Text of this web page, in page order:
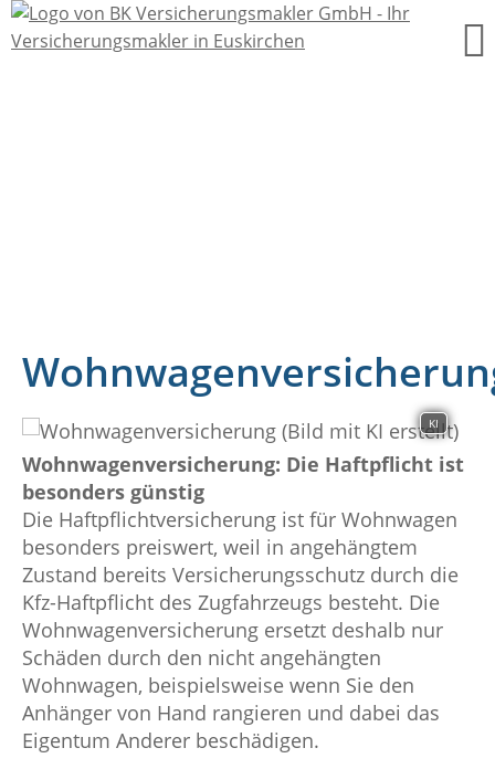
KI
Wohnwagenversicherung: Die Haftpflicht ist
besonders günstig
Die Haftpflichtversicherung ist für Wohnwagen
besonders preiswert, weil in angehängtem
Zustand bereits Versicherungsschutz durch die
Kfz-Haftpflicht des Zugfahrzeugs besteht. Die
Wohnwagenversicherung ersetzt deshalb nur
Schäden durch den nicht angehängten
Wohnwagen, beispielsweise wenn Sie den
Anhänger von Hand rangieren und dabei das
Eigentum Anderer beschädigen.